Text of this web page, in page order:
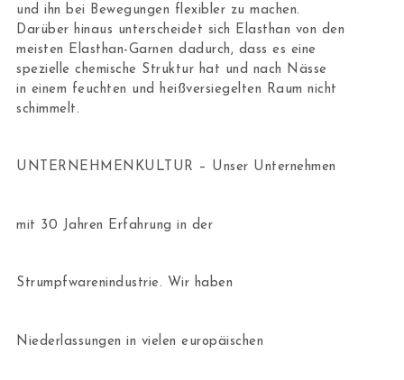
und ihn bei Bewegungen flexibler zu machen.
Darüber hinaus unterscheidet sich Elasthan von den
meisten Elasthan-Garnen dadurch, dass es eine
spezielle chemische Struktur hat und nach Nässe
in einem feuchten und heißversiegelten Raum nicht
schimmelt.
UNTERNEHMENKULTUR – Unser Unternehmen
mit 30 Jahren Erfahrung in der
Strumpfwarenindustrie. Wir haben
Niederlassungen in vielen europäischen